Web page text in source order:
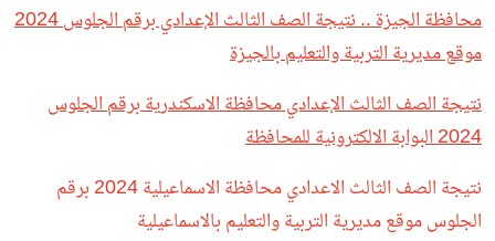
محافظة الجيزة .. نتيجة الصف الثالث الإعدادي برقمالجلوس2024
موقع مديرية التربية والتعليم بالجيزة
نتيجة الصف الثالث الإعدادي محافظة الاسكندرية برقم الجلوس
2024 البوابة الالكترونية للمحافظة
نتيجة الصف الثالث الاعدادي محافظة الاسماعيلية 2024 برقم
الجلوس موقع مديرية التربية والتعليم بالاسماعيلية